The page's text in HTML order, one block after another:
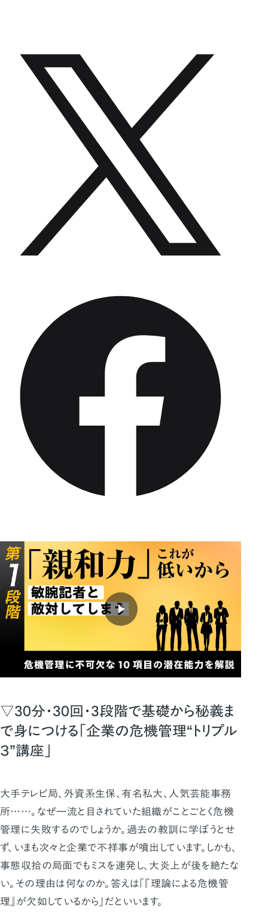
▽30分・30回・3段階で基礎から秘義ま
で身につける「企業の危機管理“トリプル
３”講座」
大手テレビ局、外資系生保、有名私大、人気芸能事務
所……。なぜ一流と目されていた組織がことごとく危機
管理に失敗するのでしょうか。過去の教訓に学ぼうとせ
ず、いまも次々と企業で不祥事が噴出しています。しかも、
事態収拾の局面でもミスを連発し、大炎上が後を絶たな
い。その理由は何なのか。答えは「『理論による危機管
理』が欠如しているから」だといいます。